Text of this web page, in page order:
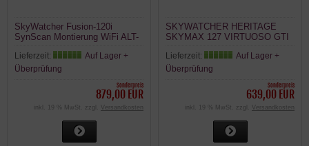
SkyWatcher Fusion-120i
SynScan Montierung WiFi ALT-
wiederaufladbarer Lithium-Ionen-
Akku
Lieferzeit:
Auf Lager +
Überprüfung
Sonderpreis
879,00 EUR
inkl. 19 % MwSt. zzgl. Versandkosten
SKYWATCHER HERITAGE
SKYMAX 127 VIRTUOSO GTI
Lieferzeit:
Auf Lager +
Überprüfung
Sonderpreis
639,00 EUR
inkl. 19 % MwSt. zzgl. Versandkosten